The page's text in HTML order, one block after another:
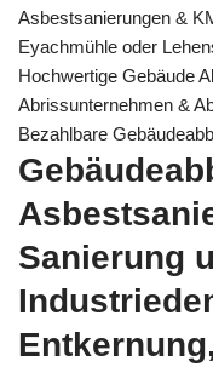
Asbestsanierungen &
Eyachmühle oder
Hochwertige Gebäude
Abrissunternehmen &
Bezahlbare
Sanierung
Entkernung,